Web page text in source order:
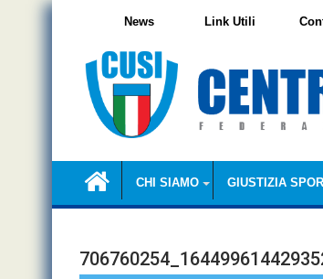
Skip
CHI SIAMO GIUSTIZIA
News Link Utili